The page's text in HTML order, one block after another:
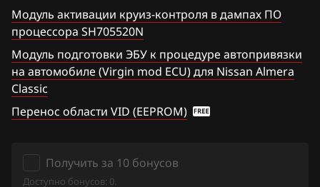
Derways
Dodge
Dongfeng
Exeed
FAW
Note
NV200
Pathfinder
Patrol, Safari
Primera
2MMEDU1D1_1AX210_SH705415N
2MMEDU1D1_1AY411_SH705415N
2MMEHE1D1_1AY413_SH705415N
2MMEHE1D12_1AY414_SH705415N
2MMEHE1D12_1AZ110_SH705415N
2MMEHE1D14_1AX01A_SH705415N
2XH5D3BDQ1_13HD1E_SH705927N
Модуль активации круиз-контроля в дампах ПО
процессора SH705520N
Модуль подготовки ЭБУ к процедуре автопривязки
на автомобиле (Virgin mod ECU) для Nissan Almera
Classic
Перенос области VID (EEPROM)
Получить за 10 бонусов
Доступно бонусов: 0.